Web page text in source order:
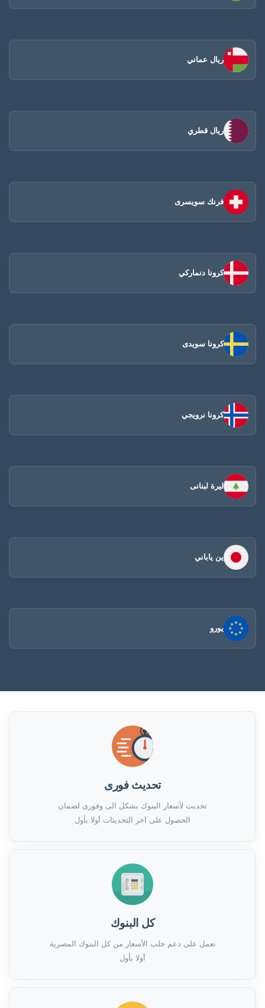
ريال عماني
ريال قطري
فرنك سويسرى
كرونا دنماركي
كرونا سويدى
كرونا نرويجي
ليرة لبنانى
ين ياباني
يورو
تحديث فورى
تحديث لأسعار البنوك بشكل الى وفورى لضمان
الحصول على اخر التحديثات أولا بأول
كل البنوك
نعمل على دعم جلب الأسعار من كل البنوك المصرية
أولا بأول